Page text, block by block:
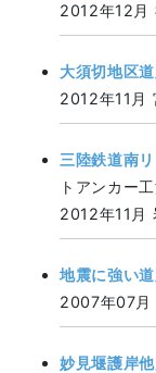
2012年12月
大須切地区
2012年11月
三陸鉄道南
トアンカー工
2012年11月
地震に強い
2007年07月
妙見堰護岸